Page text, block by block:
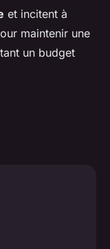
et incitent à
maintenir une
un budget